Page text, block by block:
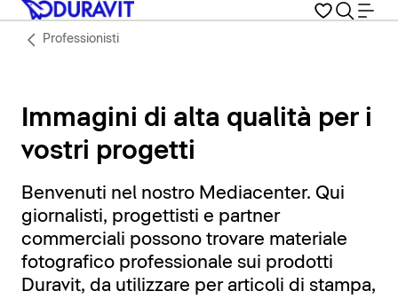
Professionisti
Immagini di alta qualità per i
vostri progetti
Benvenuti nel nostro Mediacenter. Qui
giornalisti, progettisti e partner
commerciali possono trovare materiale
fotografico professionale sui prodotti
Duravit, da utilizzare per articoli di stampa,